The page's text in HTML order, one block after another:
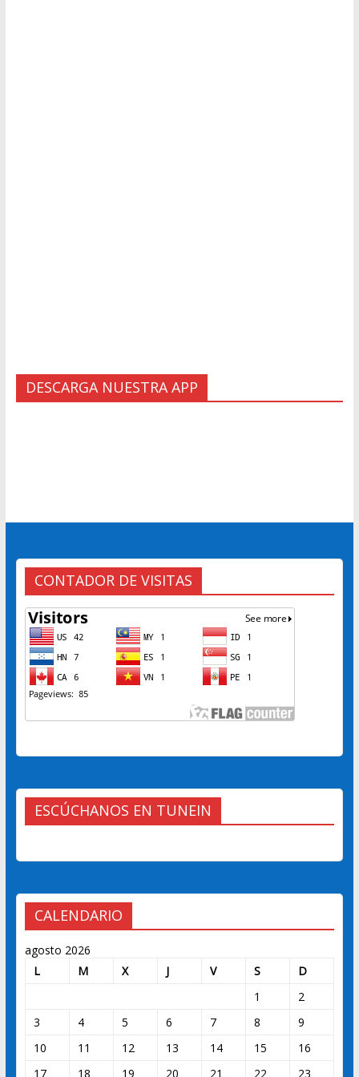
DESCARGA NUESTRA APP
CONTADOR DE VISITAS
ESCÚCHANOS EN TUNEIN
CALENDARIO
agosto 2026
L
M X J V S
D
1
2
3
4 5 6 7 8
9
10
11 12 13 14 15
16
17
18 19 20 21 22 23